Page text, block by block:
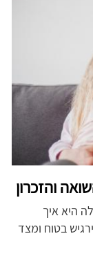
היא איך
בטוח ומצד